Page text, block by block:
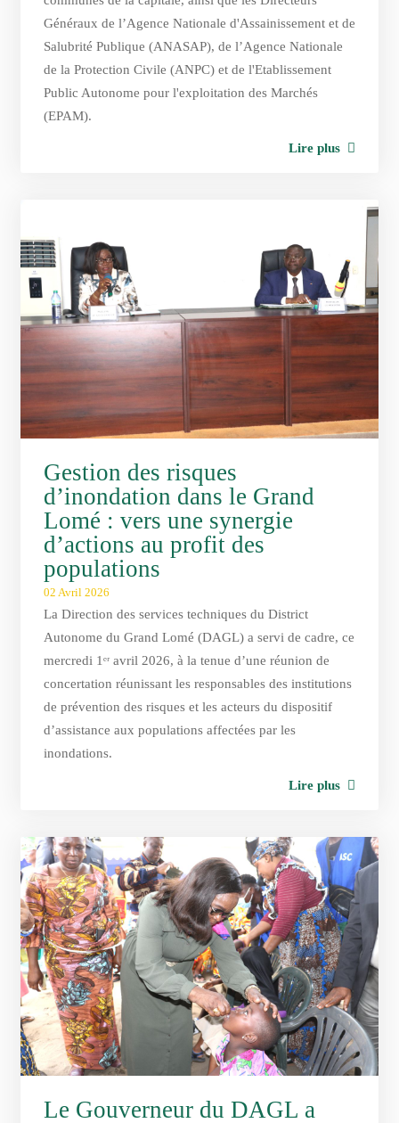
Généraux de l’Agence Nationale d'Assainissement et de
Salubrité Publique (ANASAP), de l’Agence Nationale
de la Protection Civile (ANPC) et de l'Etablissement
Public Autonome pour l'exploitation des Marchés
(EPAM).
Lire plus
Gestion des risques
d’inondation dans le Grand
Lomé : vers une synergie
d’actions au profit des
populations
02 Avril 2026
La Direction des services techniques du District
Autonome du Grand Lomé (DAGL) a servi de cadre, ce
mercredi 1ᵉʳ avril 2026, à la tenue d’une réunion de
concertation réunissant les responsables des institutions
de prévention des risques et les acteurs du dispositif
d’assistance aux populations affectées par les
inondations.
Lire plus
Le Gouverneur du DAGL a